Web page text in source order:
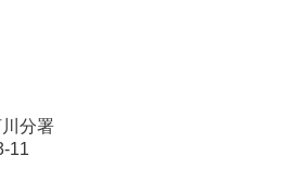
分署
11